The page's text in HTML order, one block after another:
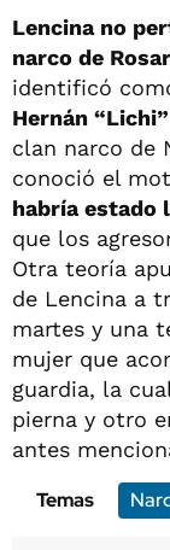
Lencina no
narco de
identificó
Hernán
clan narco de
conoció el
habría estado
que los
Otra teoría
de Lencina a
martes y una
mujer que
guardia, la
pierna y otro
antes
Temas